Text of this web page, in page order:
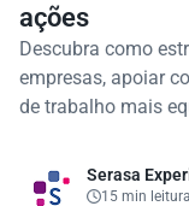
ações
Descubra como
empresas, apoiar
de trabalho mais
Serasa
15 min leitura